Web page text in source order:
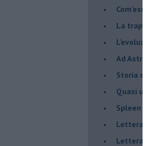
La
Ad Astra
Storia di
Quasi
Spleen
Lettera a
Lettera